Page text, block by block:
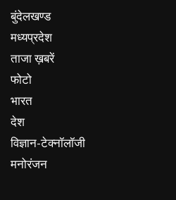
बुंदेलखण्ड
मध्यप्रदेश
ताजा ख़बरें
फोटो
भारत
देश
विज्ञान-टेक्नॉलॉजी
मनोरंजन